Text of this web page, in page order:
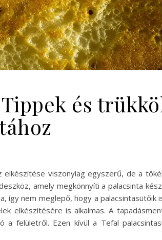
és
viszonylag egyszerű, de a
amely megkönnyíti a palacsinta
így nem meglepő, hogy a palacsintasütőik
elkészítésére is alkalmas. A
felületről. Ezen kívül a Tefal